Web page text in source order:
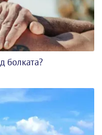
болката?